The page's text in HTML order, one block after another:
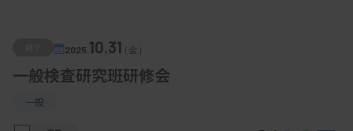
2025. 10.31 （金）
一般検査研究班研修会
一般